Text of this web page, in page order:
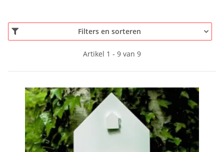
Filters en sorteren
Artikel 1 - 9 van 9